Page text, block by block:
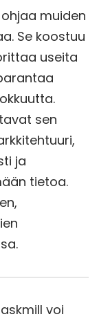
muiden
Se koostuu
useita
sen
ja
tietoa.
voi